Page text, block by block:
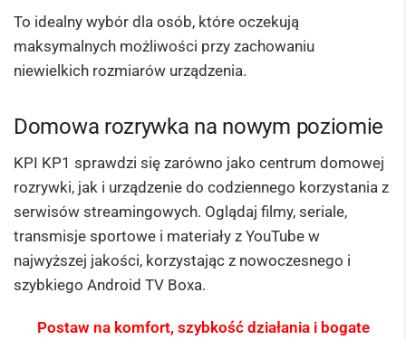
To idealny wybór dla osób, które oczekują
maksymalnych możliwości przy zachowaniu
niewielkich rozmiarów urządzenia.
Domowa rozrywka na nowym poziomie
KPI KP1 sprawdzi się zarówno jako centrum domowej
rozrywki, jak i urządzenie do codziennego korzystania z
serwisów streamingowych. Oglądaj filmy, seriale,
transmisje sportowe i materiały z YouTube w
najwyższej jakości, korzystając z nowoczesnego i
szybkiego Android TV Boxa.
Postaw na komfort, szybkość działania i bogate